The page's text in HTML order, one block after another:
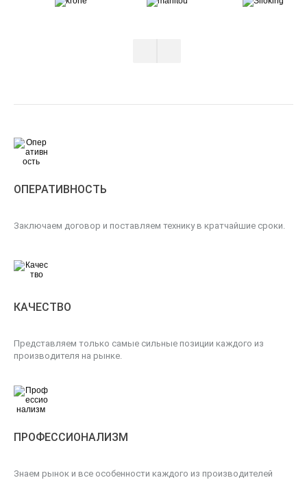
ОПЕРАТИВНОСТЬ
Заключаем договор и поставляем технику в кратчайшие сроки.
КАЧЕСТВО
Представляем только самые сильные позиции каждого из
производителя на рынке.
ПРОФЕССИОНАЛИЗМ
Знаем рынок и все особенности каждого из производителей